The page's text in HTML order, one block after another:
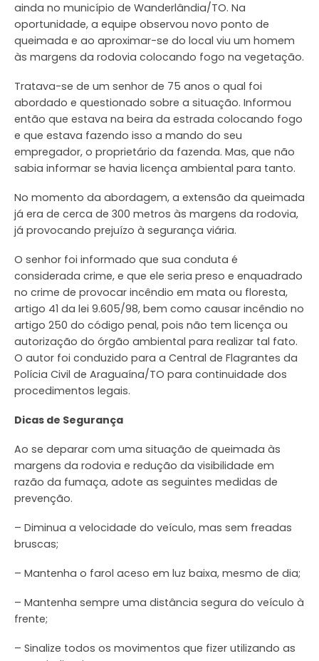
ainda no município de Wanderlândia/TO. Na
oportunidade, a equipe observou novo ponto de
queimada e ao aproximar-se do local viu um homem
às margens da rodovia colocando fogo na vegetação.
Tratava-se de um senhor de 75 anos o qual foi
abordado e questionado sobre a situação. Informou
então que estava na beira da estrada colocando fogo
e que estava fazendo isso a mando do seu
empregador, o proprietário da fazenda. Mas, que não
sabia informar se havia licença ambiental para tanto.
No momento da abordagem, a extensão da queimada
já era de cerca de 300 metros às margens da rodovia,
já provocando prejuízo à segurança viária.
O senhor foi informado que sua conduta é
considerada crime, e que ele seria preso e enquadrado
no crime de provocar incêndio em mata ou floresta,
artigo 41 da lei 9.605/98, bem como causar incêndio no
artigo 250 do código penal, pois não tem licença ou
autorização do órgão ambiental para realizar tal fato.
O autor foi conduzido para a Central de Flagrantes da
Polícia Civil de Araguaína/TO para continuidade dos
procedimentos legais.
Dicas de Segurança
Ao se deparar com uma situação de queimada às
margens da rodovia e redução da visibilidade em
razão da fumaça, adote as seguintes medidas de
prevenção.
– Diminua a velocidade do veículo, mas sem freadas
bruscas;
– Mantenha o farol aceso em luz baixa, mesmo de dia;
– Mantenha sempre uma distância segura do veículo à
frente;
– Sinalize todos os movimentos que fizer utilizando as